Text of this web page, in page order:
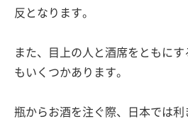
反となります。
また、目上の人と酒席をともに
もいくつかあります。
瓶からお酒を注ぐ際、日本では